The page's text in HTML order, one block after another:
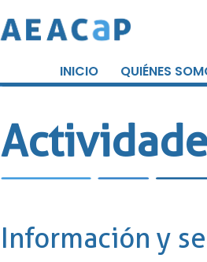
INICIO QUIÉNES
Información y